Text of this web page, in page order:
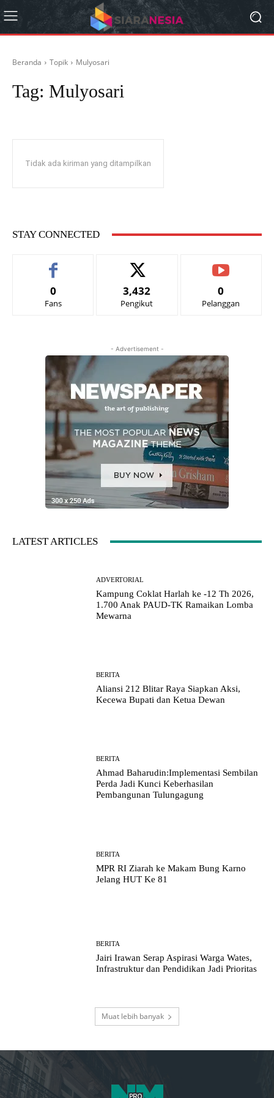
Beranda Topik Mulyosari
Tag: Mulyosari
Tidak ada kiriman yang ditampilkan
STAY CONNECTED
0
Fans
3,432
Pengikut
0
Pelanggan
- Advertisement -
LATEST ARTICLES
ADVERTORIAL
Kampung Coklat Harlah ke -12 Th 2026,
1.700 Anak PAUD-TK Ramaikan Lomba
Mewarna
BERITA
Aliansi 212 Blitar Raya Siapkan Aksi,
Kecewa Bupati dan Ketua Dewan
BERITA
Ahmad Baharudin:Implementasi Sembilan
Perda Jadi Kunci Keberhasilan
Pembangunan Tulungagung
BERITA
MPR RI Ziarah ke Makam Bung Karno
Jelang HUT Ke 81
BERITA
Jairi Irawan Serap Aspirasi Warga Wates,
Infrastruktur dan Pendidikan Jadi Prioritas
Muat lebih banyak